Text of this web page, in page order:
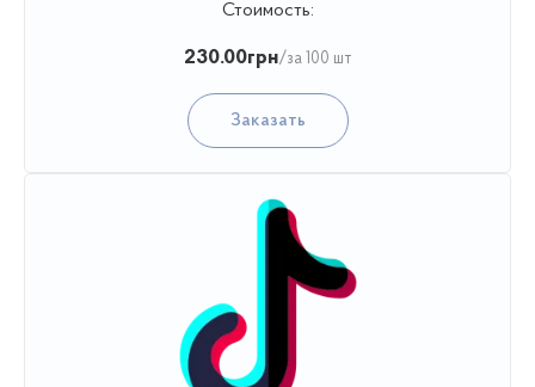
Стоимость:
230.00грн/за 100 шт
Заказать